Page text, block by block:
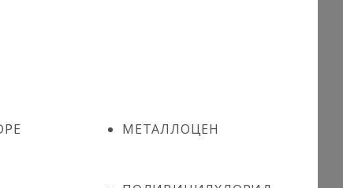
МЕТАЛЛОЦЕН